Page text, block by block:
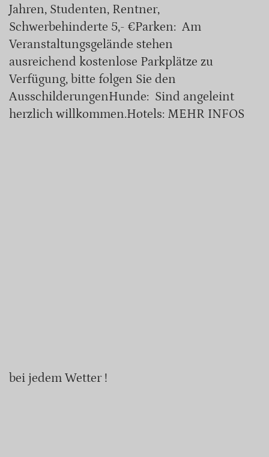
Jahren, Studenten, Rentner,
Schwerbehinderte 5,- €Parken: Am
Veranstaltungsgelände stehen
ausreichend kostenlose Parkplätze zu
Verfügung, bitte folgen Sie den
AusschilderungenHunde: Sind angeleint
herzlich willkommen.Hotels: MEHR INFOS
bei jedem Wetter !